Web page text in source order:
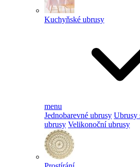
Kuchyňské ubrusy
menu
Jednobarevné ubrusy Ubrusy
ubrusy Velikonoční ubrusy